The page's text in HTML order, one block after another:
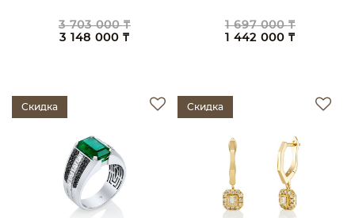
3 703 000 ₸
3 148 000 ₸
1 697 000 ₸
1 442 000 ₸
Скидка Скидка